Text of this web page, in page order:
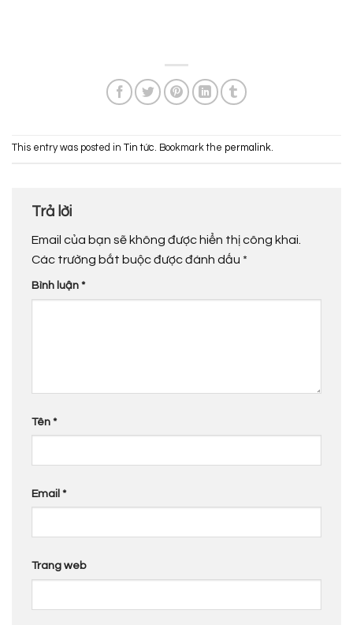
This entry was posted in Tin tức. Bookmark the permalink.
Trả lời
Email của bạn sẽ không được hiển thị công khai.
Các trường bắt buộc được đánh dấu *
Bình luận *
Tên *
Email *
Trang web